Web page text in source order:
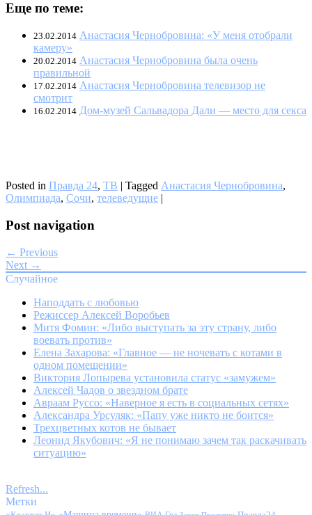
Еще по теме:
23.02.2014 Анастасия Чернобровина: «У меня отобрали
камеру»
20.02.2014 Анастасия Чернобровина была очень
правильной
17.02.2014 Анастасия Чернобровина телевизор не
смотрит
16.02.2014 Дом-музей Сальвадора Дали — место для секса
Posted in Правда 24, ТВ | Tagged Анастасия Чернобровина,
Олимпиада, Сочи, телеведущие |
Post navigation
← Previous
Next →
Случайное
Наподдать с любовью
Режиссер Алексей Воробьев
Митя Фомин: «Либо выступать за эту страну, либо
воевать против»
Елена Захарова: «Главное — не ночевать с котами в
одном помещении»
Виктория Лопырева установила статус «замужем»
Алексей Чадов о звездном брате
Авраам Руссо: «Наверное я есть в социальных сетях»
Александра Урсуляк: «Папу уже никто не боится»
Трехцветных котов не бывает
Леонид Якубович: «Я не понимаю зачем так раскачивать
ситуацию»
Refresh...
Метки